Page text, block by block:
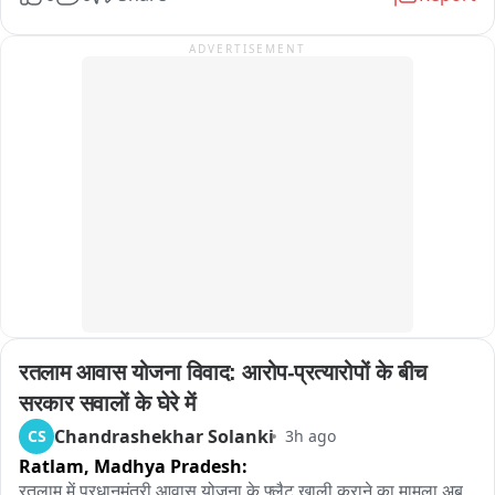
दिक्कतों का सामना करना पड़ रहा है। ADVERTISEMENT
रतलाम आवास योजना विवाद: आरोप-प्रत्यारोपों के बीच
सरकार सवालों के घेरे में
CS Chandrashekhar Solanki 3h ago
Ratlam, Madhya Pradesh:
रतलाम में प्रधानमंत्री आवास योजना के फ्लैट खाली कराने का मामला अब